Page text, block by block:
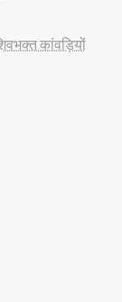
कांवड़ियों